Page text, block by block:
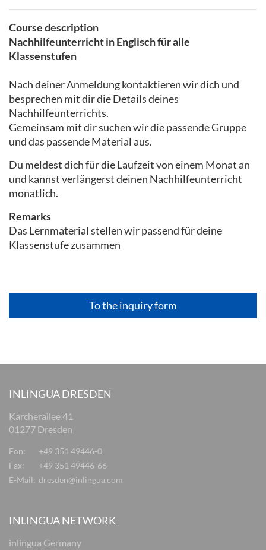
Course description
Nachhilfeunterricht in Englisch für alle
Klassenstufen
Nach deiner Anmeldung kontaktieren wir dich und
besprechen mit dir die Details deines
Nachhilfeunterrichts.
Gemeinsam mit dir suchen wir die passende Gruppe
und das passende Material aus.
Du meldest dich für die Laufzeit von einem Monat an
und kannst verlängerst deinen Nachhilfeunterricht
monatlich.
Remarks
Das Lernmaterial stellen wir passend für deine
Klassenstufe zusammen
To the inquiry form
INLINGUA DRESDEN
Karcherallee 41
01277 Dresden
Fon:
+49 351 49446-0
Fax:
+49 351 49446-66
E-Mail: dresden@inlingua.com
INLINGUA NETWORK
inlingua Germany